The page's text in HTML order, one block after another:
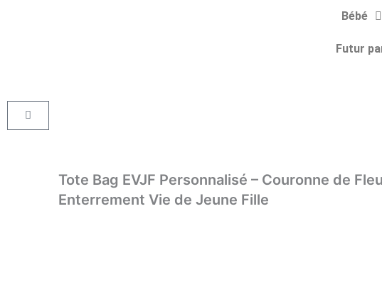
Bébé
Futur
Panier
Tote Bag EVJF Personnalisé – Couronne de
Enterrement Vie de Jeune Fille